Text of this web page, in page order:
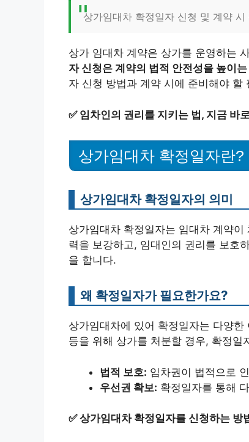
상가임대차 확정일자 신청 및 계약 시
상가 임대차 계약은 상가를 운영하는
자 신청은 계약의 법적 안전성을 높이
자 신청 방법과 계약 시에 준비해야
✅ 임차인의 권리를 지키는 법, 지금 바
상가임대차 확정일자란?
상가임대차 확정일자의 의미
상가임대차 확정일자는 임대차 계약
력을 보강하고, 임대인의 권리를 보호
을 합니다.
왜 확정일자가 필요한가요?
상가임대차에 있어 확정일자는 다양
등을 위해 상가를 처분할 경우, 확정
법적 보호: 임차권이 법적으로
우선권 확보: 확정일자를 통해
✅상가임대차 확정일자를 신청하는 방